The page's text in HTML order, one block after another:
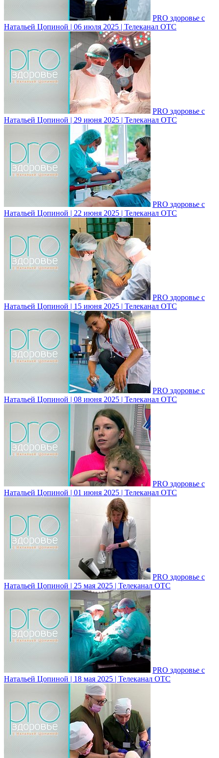
PRO здоровье с
Натальей Цопиной | 06 июля 2025 | Телеканал ОТС
PRO здоровье с
Натальей Цопиной | 29 июня 2025 | Телеканал ОТС
PRO здоровье с
Натальей Цопиной | 22 июня 2025 | Телеканал ОТС
PRO здоровье с
Натальей Цопиной | 15 июня 2025 | Телеканал ОТС
PRO здоровье с
Натальей Цопиной | 08 июня 2025 | Телеканал ОТС
PRO здоровье с
Натальей Цопиной | 01 июня 2025 | Телеканал ОТС
PRO здоровье с
Натальей Цопиной | 25 мая 2025 | Телеканал ОТС
PRO здоровье с
Натальей Цопиной | 18 мая 2025 | Телеканал ОТС